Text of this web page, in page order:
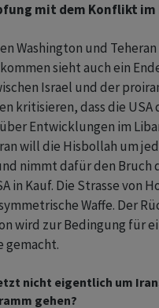
mit dem Konflikt im
Washington und
sieht auch ein
Israel und der
kritisieren, dass die USA
Entwicklungen im
will die Hisbollah um
nimmt dafür den Bruch
in Kauf. Die Strasse von
Waffe. Der
wird zur Bedingung für
gemacht.
nicht eigentlich um
gehen?